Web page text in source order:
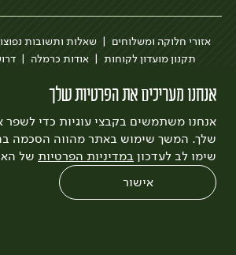
אנחנו מעריכים את הפרטיות שלך
אנחנו משתמשים בקבצי עוגיות כדי לשפר
שלך. המשך שימוש באתר מהווה הסכמה
שימו לב לעדכון במדיניות הפרטיות של
אישור
אזורי חלוקה ומשלוחים שאלות ותשובות
תקנון מועדון לקוחות
אודות כרמלה
לצפייה בעדכון מדיניות פרטיות
עיצוב: